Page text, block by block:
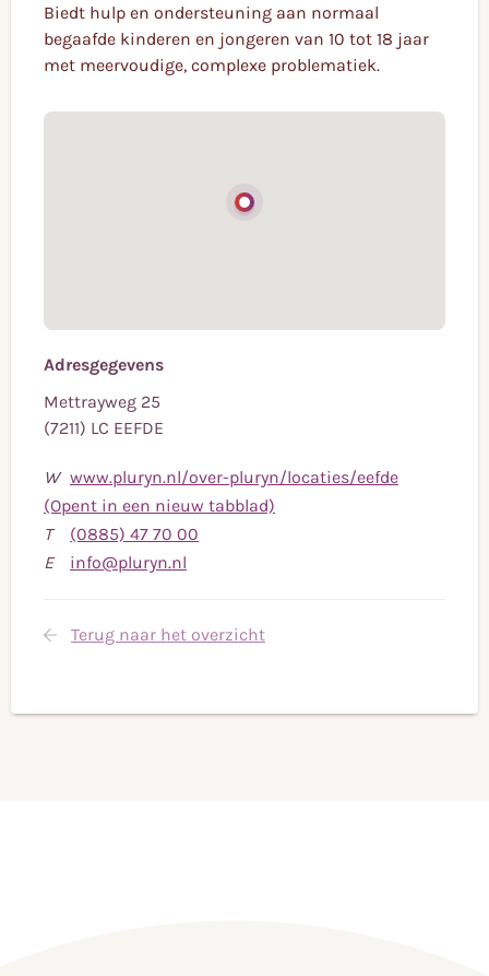
Biedt hulp en ondersteuning aan normaal
begaafde kinderen en jongeren van 10 tot 18 jaar
met meervoudige, complexe problematiek.
Adresgegevens
Mettrayweg 25
(7211) LC EEFDE
W www.pluryn.nl/over-pluryn/locaties/eefde
(Opent in een nieuw tabblad)
T
(0885) 47 70 00
47
E info@pluryn.nl
mail
Terug naar het overzicht